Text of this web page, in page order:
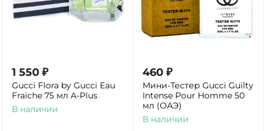
1 550 ₽
Gucci Flora by Gucci Eau
Fraiche 75 мл A-Plus
В наличии
460 ₽
Мини-Тестер Gucci Guilty
Intense Pour Homme 50
мл (ОАЭ)
В наличии